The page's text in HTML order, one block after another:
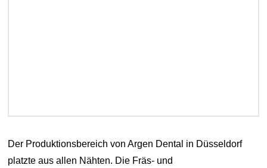
Der Produktionsbereich von Argen Dental in Düsseldorf
platzte aus allen Nähten. Die Fräs- und